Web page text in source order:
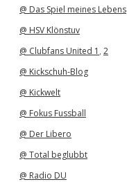
@ Das Spiel meines Lebens
@ HSV Klönstuv
@ Clubfans United 1 , 2
@ Kickschuh-Blog
@ Kickwelt
@ Fokus Fussball
@ Der Libero
@ Total beglubbt
@ Radio DU